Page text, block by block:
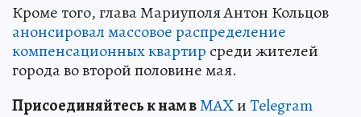
Кроме того, глава Мариуполя Антон Кольцов
анонсировал массовое распределение
компенсационных квартир среди жителей
города во второй половине мая.
Присоединяйтесь к нам вMAXиTelegram